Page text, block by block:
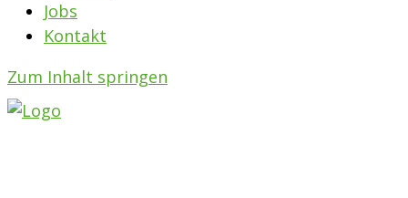
Jobs
Kontakt
Zum Inhalt springen